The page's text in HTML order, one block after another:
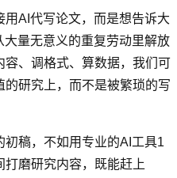
AI代写论文，而是想告诉大
量无意义的重复劳动里解放
、调格式、算数据，我们可
研究上，而不是被繁琐的写
稿，不如用专业的AI工具1
磨研究内容，既能赶上